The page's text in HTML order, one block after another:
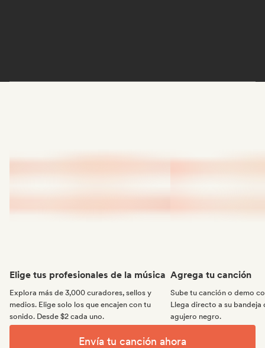
Elige tus profesionales de la música
Explora más de 3,000 curadores, sellos y
medios. Elige solo los que encajen con tu
sonido. Desde $2 cada uno.
Agrega tu canción
Sube tu canción o demo
Llega directo a su bandeja
agujero negro.
Envía tu canción ahora